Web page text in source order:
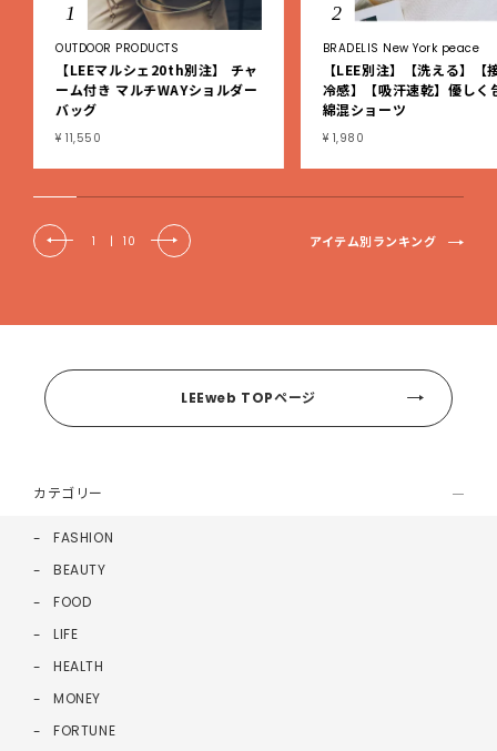
1
OUTDOOR PRODUCTS
【LEEマルシェ20th別注】 チャ
ーム付き マルチWAYショルダー
バッグ
¥ 11,550
2
BRADELIS New York peace
【LEE別注】【洗える】【
冷感】【吸汗速乾】優しく
綿混ショーツ
¥ 1,980
1 | 10 アイテム別ランキング
LEEweb TOPページ
カテゴリー
FASHION
BEAUTY
FOOD
LIFE
HEALTH
MONEY
FORTUNE